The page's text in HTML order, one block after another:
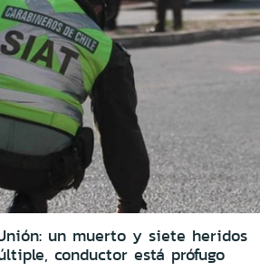
un muerto y siete heridos
conductor está prófugo